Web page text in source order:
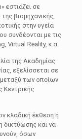
εστιάζει σε
βιομηχανικής,
στην υγεία
συνδέονται με τις
Virtual Reality, κ.α.
της Ακαδημίας
εξελίσσεται σε
των οποίων
Κεντρικής
κλαδική έκθεση ή
δικτύωσης και να
όσων